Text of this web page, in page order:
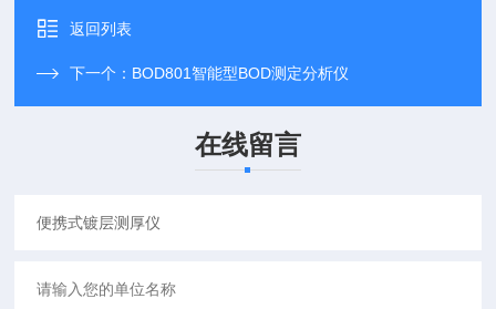
返回列表
下一个： BOD801智能型BOD测定分析仪
在线留言